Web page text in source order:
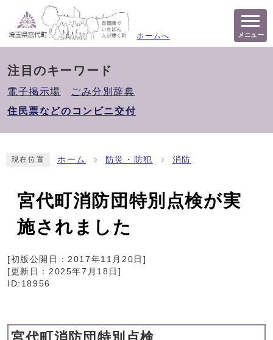
ホームへ メニュー
注目のキーワード
電子掲示場
ごみ分別辞典
住民票などのコンビニ交付
現在位置 ホーム 防災・防犯 消防
宮代町消防団特別点検が実
施されました
[初版公開日：2017年11月20日 ]
[更新日： 2025年7月18日 ]
ID:18956